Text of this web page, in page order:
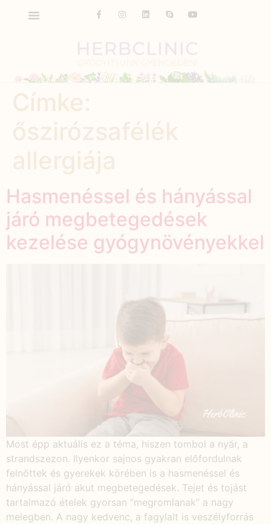
Hasmenéssel és hányással
járó megbetegedések
kezelése gyógynövényekkel
Most épp aktuális ez a téma, hiszen tombol a nyár, a
strandszezon. Ilyenkor sajnos gyakran előfordulnak
felnőttek és gyerekek körében is a hasmenéssel és
hányással járó akut megbetegedések. Tejet és tojást
tartalmazó ételek gyorsan ”megromlanak” a nagy
melegben. A nagy kedvenc, a fagylalt is veszélyforrás